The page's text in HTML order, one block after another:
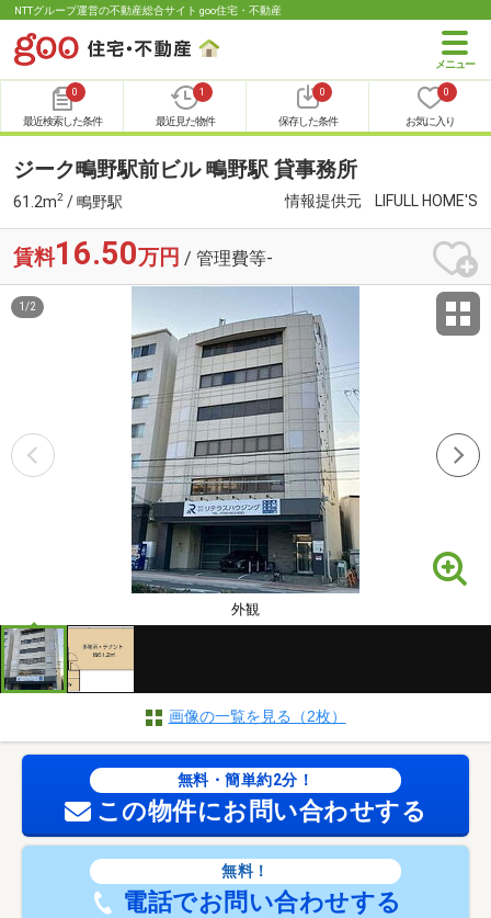
NTTグループ運営の不動産総合サイト goo住宅・不動産
0
最近検索した条件
1
最近見た物件
0
保存した条件
0
お気に入り
ジーク鴫野駅前ビル 鴫野駅 貸事務所
61.2m2 / 鴫野駅 情報提供元 LIFULL HOME'S
賃料16.50万円 / 管理費等-
外観
1 /2
画像の一覧を見る（2枚）
無料・簡単約2分！
この物件にお問い合わせする
無料！
電話でお問い合わせする